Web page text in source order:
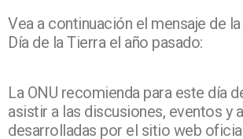
Vea a continuación el mensaje de la
Día de la Tierra el año pasado:
La ONU recomienda para este día
asistir a las discusiones, eventos y
desarrolladas por el sitio web